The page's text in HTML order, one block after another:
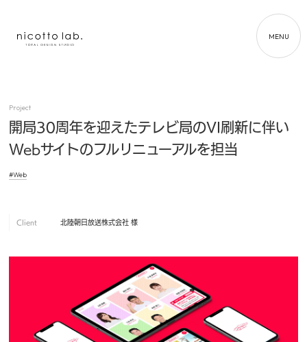
MENU
Project
開局30周年を迎えたテレビ局のVI刷新に伴い
Webサイトのフルリニューアルを担当
#Web
Client 北陸朝日放送株式会社 様